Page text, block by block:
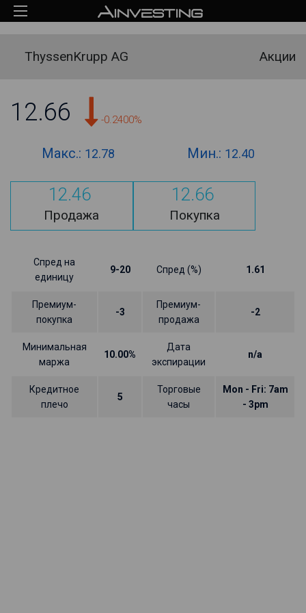
ThyssenKrupp AG Акции
12.66 -0.2400%
Макс.: 12.78 Мин.: 12.40
12.46
Продажа
12.66
Покупка
Спред на
единицу
9-20 Спред (%) 1.61
Премиум-
покупка
-3
Премиум-
продажа
-2
Минимальная
маржа
10.00%
Дата
экспирации
n/a
Кредитное
плечо
5
Торговые
часы
Mon - Fri: 7am
- 3pm